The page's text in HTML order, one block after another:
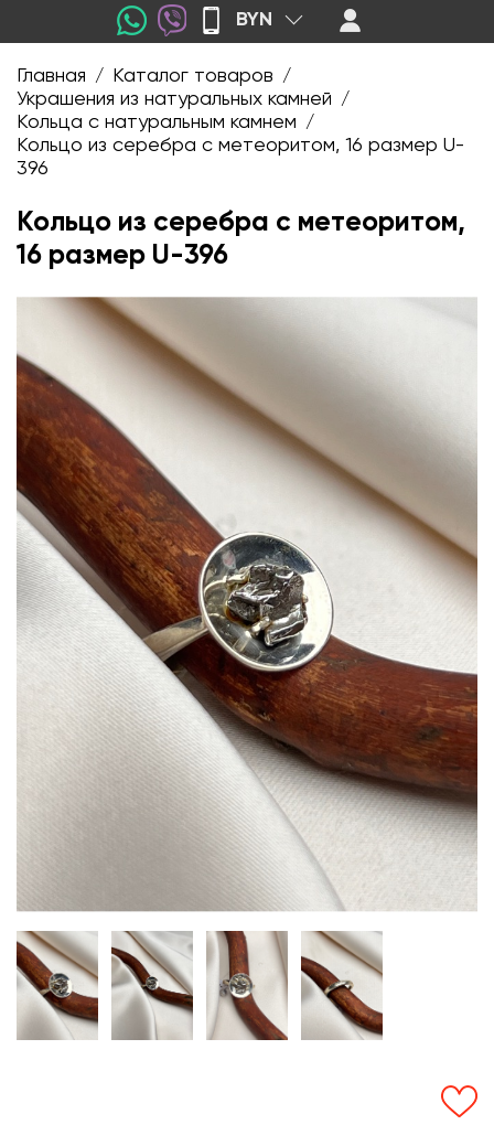
BYN
Главная / Каталог товаров /
Украшения из натуральных камней /
Кольца с натуральным камнем /
Кольцо из серебра с метеоритом, 16 размер U-
396
Кольцо из серебра с метеоритом,
16 размер U-396